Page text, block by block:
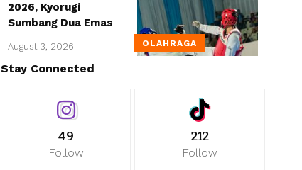
OLAHRAGA
2026, Kyorugi
Sumbang Dua Emas
August 3, 2026
Stay Connected
49
Follow
212
Follow